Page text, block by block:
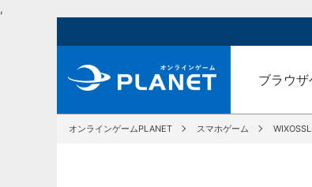
,
ブラウ
オンラインゲームPLANET スマホゲーム